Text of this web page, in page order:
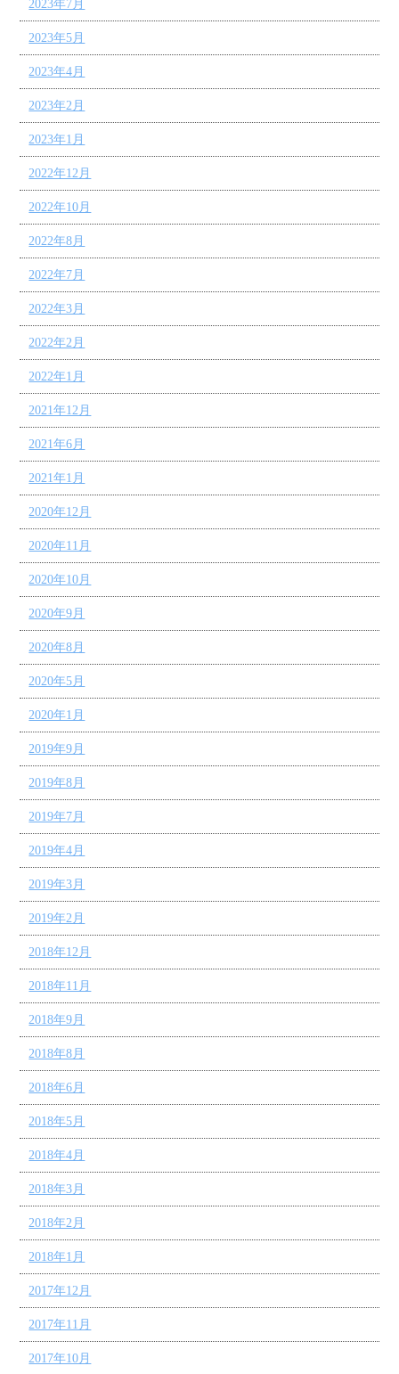
2023年7月
2023年5月
2023年4月
2023年2月
2023年1月
2022年12月
2022年10月
2022年8月
2022年7月
2022年3月
2022年2月
2022年1月
2021年12月
2021年6月
2021年1月
2020年12月
2020年11月
2020年10月
2020年9月
2020年8月
2020年5月
2020年1月
2019年9月
2019年8月
2019年7月
2019年4月
2019年3月
2019年2月
2018年12月
2018年11月
2018年9月
2018年8月
2018年6月
2018年5月
2018年4月
2018年3月
2018年2月
2018年1月
2017年12月
2017年11月
2017年10月